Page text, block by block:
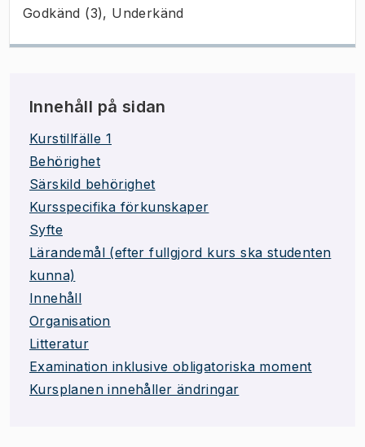
Godkänd (3), Underkänd
Innehåll på sidan
Kurstillfälle 1
Behörighet
Särskild behörighet
Kursspecifika förkunskaper
Syfte
Lärandemål (efter fullgjord kurs ska studenten
kunna)
Innehåll
Organisation
Litteratur
Examination inklusive obligatoriska moment
Kursplanen innehåller ändringar